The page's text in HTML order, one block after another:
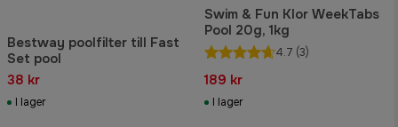
Bestway poolfilter till Fast
Set pool
38 kr
I lager
Swim & Fun Klor WeekTabs
Pool 20g, 1kg
4.7 (3)
189 kr
I lager